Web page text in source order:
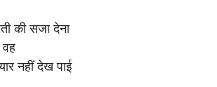
की सजा देना
वह
नहीं देख पाई